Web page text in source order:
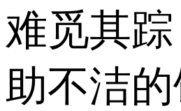
难觅其
助不洁的